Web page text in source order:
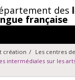
des
française
création
Les centres
intermédiales sur les